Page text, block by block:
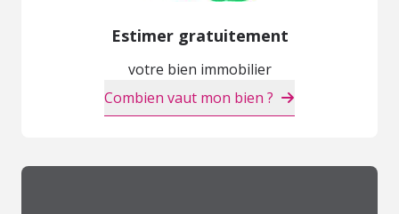
Estimer gratuitement
votre bien immobilier
Combien vaut mon bien ?